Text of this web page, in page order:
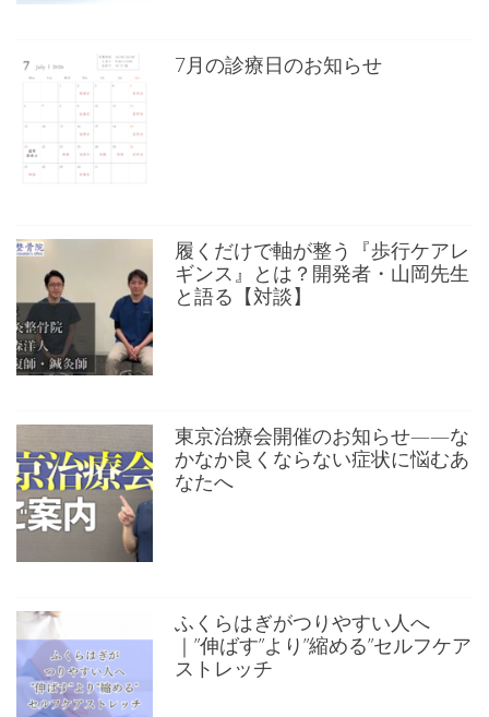
7月の診療日のお知らせ
履くだけで軸が整う『歩行ケアレ
ギンス』とは？開発者・山岡先生
と語る【対談】
東京治療会開催のお知らせ——な
かなか良くならない症状に悩むあ
なたへ
ふくらはぎがつりやすい人へ
｜”伸ばす”より”縮める”セルフケア
ストレッチ